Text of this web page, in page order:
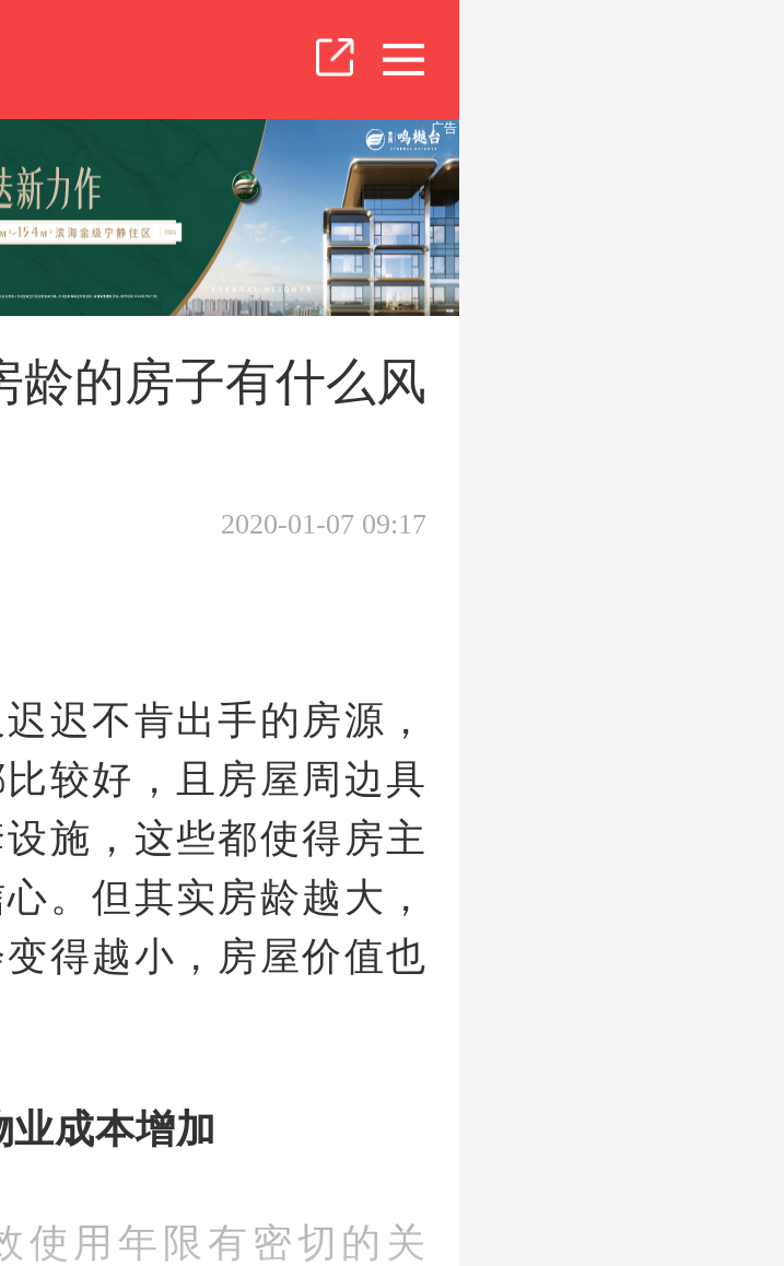
广告
龄的房子有什么风
2020-01-07 09:17
迟不肯出手的房源，
较好，且房屋周边具
施，这些都使得房主
。但其实房龄越大，
得越小，房屋价值也
业成本增加
使用年限有密切的关